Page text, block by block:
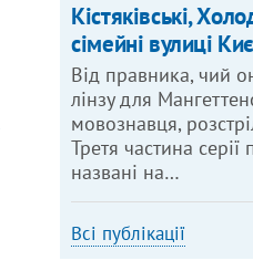
Кістяківські,
сімейні вулиці
Від правника, чий
лінзу для
мовознавця,
Третя частина серії
названі на…
Всі публікації